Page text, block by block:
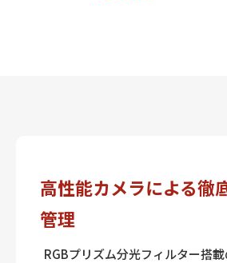
高性能カメラによる徹
管理
RGBプリズム分光フィルター搭載